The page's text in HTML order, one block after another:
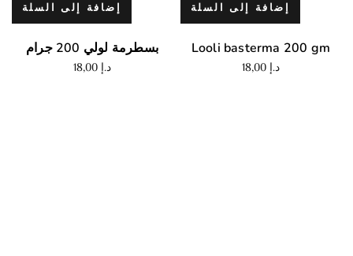
إضافة إلى السلة
بسطرمة لولي 200 جرام
18,00د.إ
إضافة إلى السلة
Looli basterma 200 gm
18,00د.إ